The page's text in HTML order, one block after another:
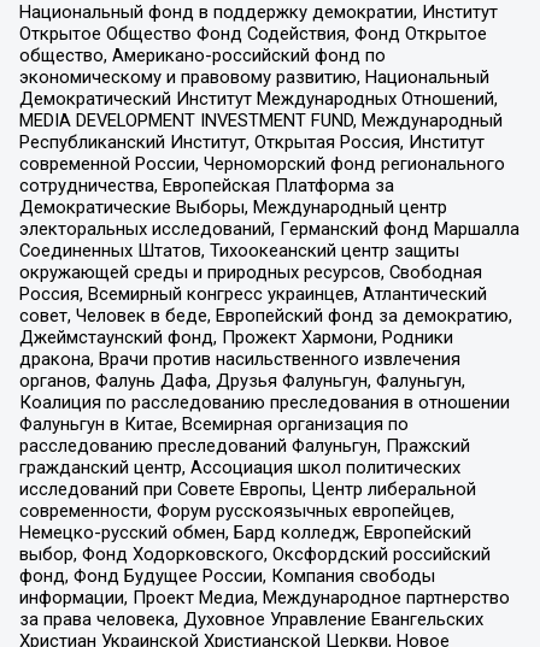
Национальный фонд в поддержку демократии, Институт
Открытое Общество Фонд Содействия, Фонд Открытое
общество, Американо-российский фонд по
экономическому и правовому развитию, Национальный
Демократический Институт Международных Отношений,
MEDIA DEVELOPMENT INVESTMENT FUND, Международный
Республиканский Институт, Открытая Россия, Институт
современной России, Черноморский фонд регионального
сотрудничества, Европейская Платформа за
Демократические Выборы, Международный центр
электоральных исследований, Германский фонд Маршалла
Соединенных Штатов, Тихоокеанский центр защиты
окружающей среды и природных ресурсов, Свободная
Россия, Всемирный конгресс украинцев, Атлантический
совет, Человек в беде, Европейский фонд за демократию,
Джеймстаунский фонд, Прожект Хармони, Родники
дракона, Врачи против насильственного извлечения
органов, Фалунь Дафа, Друзья Фалуньгун, Фалуньгун,
Коалиция по расследованию преследования в отношении
Фалуньгун в Китае, Всемирная организация по
расследованию преследований Фалуньгун, Пражский
гражданский центр, Ассоциация школ политических
исследований при Совете Европы, Центр либеральной
современности, Форум русскоязычных европейцев,
Немецко-русский обмен, Бард колледж, Европейский
выбор, Фонд Ходорковского, Оксфордский российский
фонд, Фонд Будущее России, Компания свободы
информации, Проект Медиа, Международное партнерство
за права человека, Духовное Управление Евангельских
Христиан Украинской Христианской Церкви, Новое